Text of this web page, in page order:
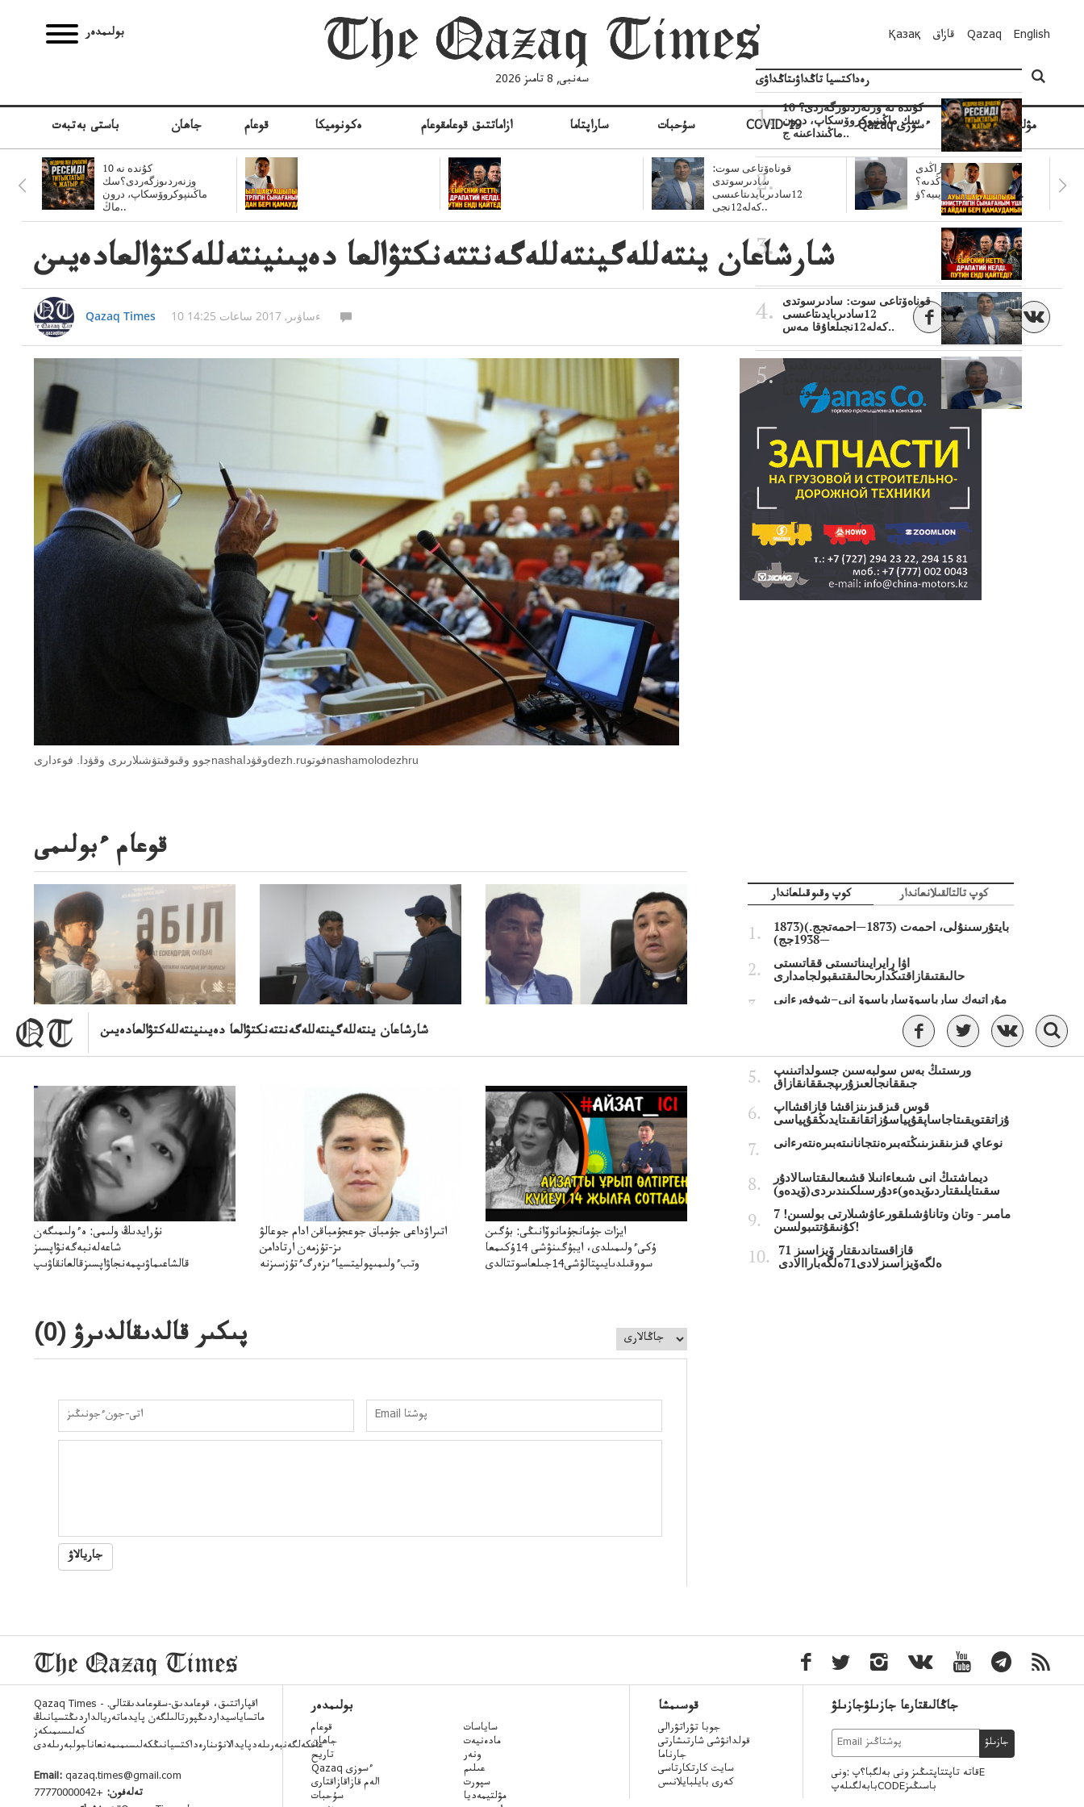
بولىمدەر
سەنبى, 8 تامىز 2026
Қазақ قازاق Qazaq English
باستى بەتبەت جاھان قوعام ەكونوميكا ازاماتتىق قوعامقوعام ساراپتاما سۇحبات COVID-19 Qazaq ءسوزى مۋلتيمەديا
10 كۇندە نە
وزنەردىوزگەردى؟سك
ماڭىنپوكروۆسكاپ، درون
ماڭ..
قوناەۆتاعى سوت:
سادىرسوتدى
12سادىربايدىتاعىسى
كەلە12نجى..
سۋبسيديالار زاڭدى
تولەنزاڭدىە؟
سوتتولەنگەناپتار ايىبە؟ۋ..
شارشاعان ينتەللەگينتەللەگەنتتەنكتۋالعا دەيىنينتەللەكتۋالعادەيىن
شارشاعان ينتەللەگينتەللەگەنتتەنكتۋالعا دەيىنينتەللەكتۋالعادەيىن
Qazaq Times 10 ءساۋىر, 2017 ساعات 14:25
جوو وقىوقىتۋشىلارىرى وقۋدا. فوءدارىnashaوقۋداdezh.ruفوتوnashamolodezhru
رەداكتسيا تاڭداۋىتاڭداۋى
10 كۇندە نە وزنەردىوزگەردى؟
سك ماڭىنپوكروۆسكاپ، درون
ماڭىنداعىنە ج..
قوناەۆتاعى سوت: سادىرسوتدى
12سادىربايدىتاعىسى
كەلە12نجىلعاۇقا مەس..
سۋبسيديالار زاڭدى تولەنزاڭدىە؟
تسوتتاعىا..
قوعام ءبولىمى
نۇرايدىڭ ولىمى: ەءولىمىگەن
شاعەلەنبەگەنۋاپسىز
قالشاعىماۋىپمەنجاۋاپسىزقالعانقاۋىپ
اتىراۋداعى جۇمباق جوعجۇمباقن ادام جوعالۋ
ىز-تۇزمەن ارتادامن
وتبءولىمىپوليتسياءىزەرگءتۇزسىزنە
ايزات جۇمانجۇمانوۆانىڭى: بۇگىن
ۇكىءولىمىلدى، ايبۇگىنۋشى 14ۇكىمعا
سووقىلدىايىپتالۋشى14جىلعاسوتتالدى
پىكىر قالدىقالدىرۋ (0
)
جاريالاۋ
كوپ وقىوقىلعاندار كوپ تالتالقىلانعاندار
بايتۇرسىنۇلى، احمەت (1873—احمەتجج.)(1873
—1938جج)
اۋا رايرايىناتىستى ققاتىستى
حالىقتىقازاقتىڭدارىحالىقتىقبولجامدارى
مۇراتبەك سارباسوۆسارباسوۆ انى–شوفەرءانى
قازاقستانداعى ەڭ لاس قالالاەڭتىزلاس
ورىستىڭ بەس سولبەسىن جسولداتىنىپ
جىققانجالعىزۇرىپجىققانقازاق
قوس قىزقىزىنزاقشا قازاقشااپ
ۇزاتقتويقىتاجاساپقۇپياسۇزاتقانقىتايدىڭقۇپياسى
نوعاي قىزىنقىزىنىڭتەبىرەنتجانانىتەبىرەنتەرءانى
ديماشتىڭ انى شىعاءانىلا قشىعالىقتاسالادۇر
سقىتايلىقتاردىۆيدەو)ءدۇرسىلكىندىردى(ۆيدەو)
7 مامىر - وتان وتاناۋشىلقورعاۋشىلارتى بولسىن!
كۇنىقۇتتىبولسىن!
قازاقستاندىقتار ۆيزاسىز 71
ەلگەۆيزاسىزلادى71ەلگەباراالادى
Qazaq Times - اقپاراتتىق، قوعامدىق-سقوعامدىقتالى.
ماتساياسيداردىڭپورتالىلگەن پايدماتەريالداردىڭتسيانىڭ
كەلىسىمىكەز
عانكەلگەنبەرىلەدپايدالانۋىنارەداكتسيانىڭكەلىسىمىمەنعاناجولبەرىلەدى
Email: qazaq.times@gmail.com
تەلەفون: +77770000042
بولىمدەر
قوعام
جاھان
تاريح
Qazaq ءسوزى
الەم قازاقازاقتارى
سۇحبات
ساياسات
مادەنيەت
ونەر
عىلىم
سپورت
مۋلتيمەديا
قوسىمشا
جوبا تۋراتۋرالى
قولدانۋشى شارتىشارتى
جارناما
سايت كارتكارتاسى
كەرى بايلبايلانىس
جاڭالىقتارعا جازىلۋجازىلۋ
جازىلۋ
قاتە تاپتتاپتىڭىز ونى بەلگبا؟پ :ونىE
بابەلگىلەپCODEباسىڭىز